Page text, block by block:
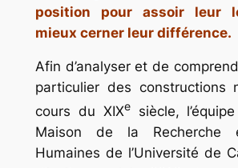
position pour assoir leur
mieux cerner leur différence.
Afin d’analyser et de
particulier des constructions
cours du XIXesiècle,
Maison de la Recherche
Humaines de l’Université de